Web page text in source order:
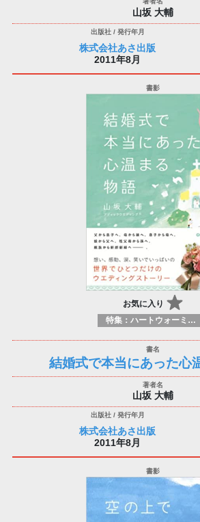
山坂 大輔
株式会社あさ出版
2011年8月
お気に入り
特集：ハートウォーミング
結婚式で本当にあった心
山坂 大輔
株式会社あさ出版
2011年8月